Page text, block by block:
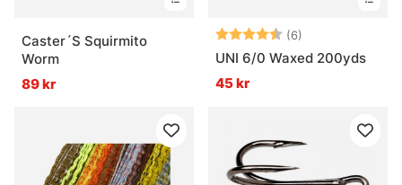
Caster´S Squirmito
Worm
89 kr
Betyg: (6)
UNI 6/0 Waxed 200yds
45 kr